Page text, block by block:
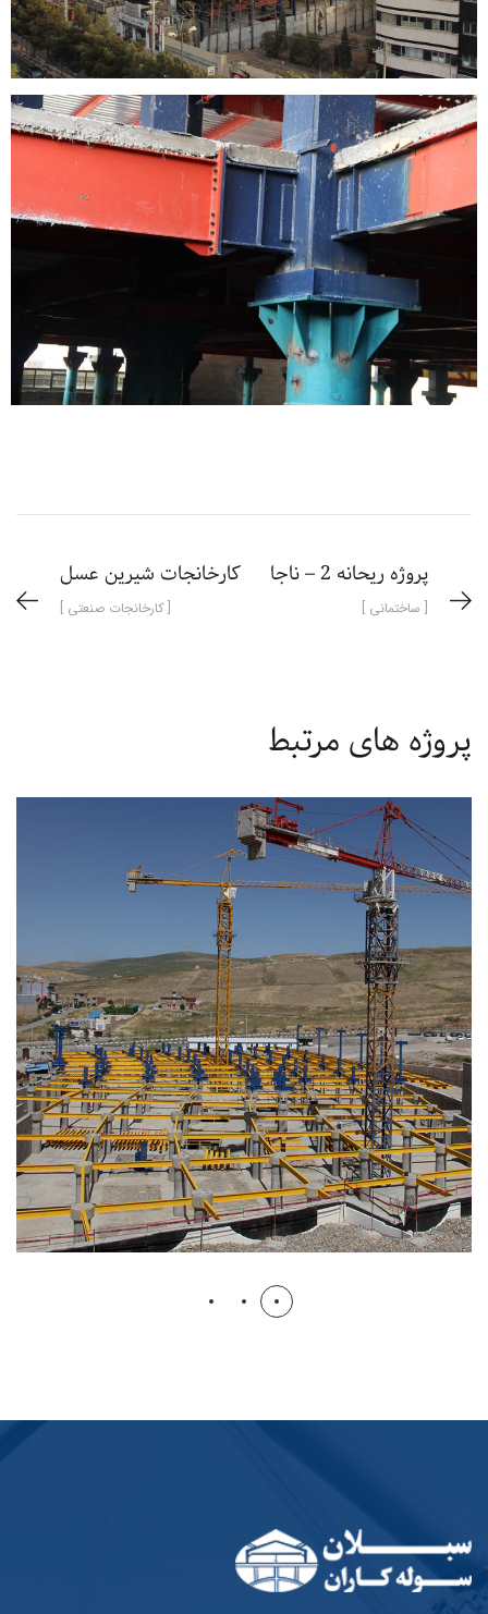
پروژه ریحانه 2 – ناجا
[ ساختمانی ]
کارخانجات شیرین عسل
[ کارخانجات صنعتی ]
پروژه های مرتبط
بیمارستان عارفیان ارومیه
ساختمانی